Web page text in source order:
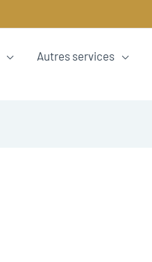
Autres services